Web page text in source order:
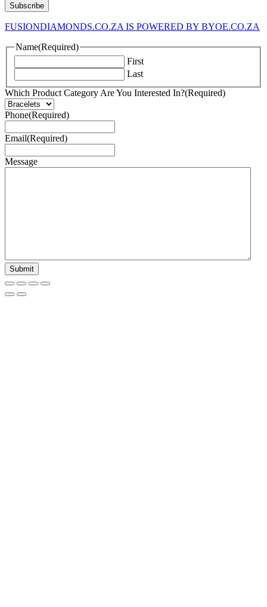
Subscribe
FUSIONDIAMONDS.CO.ZA IS POWERED BY BYOE.CO.ZA
Name(Required)
First
Last
Which Product Category Are You Interested In?(Required)
Phone(Required)
Email(Required)
Message